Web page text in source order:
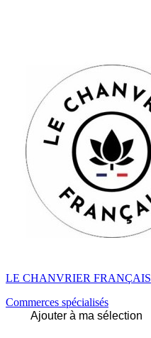
LE CHANVRIER FRANÇAIS
Commerces spécialisés
Ajouter à ma sélection